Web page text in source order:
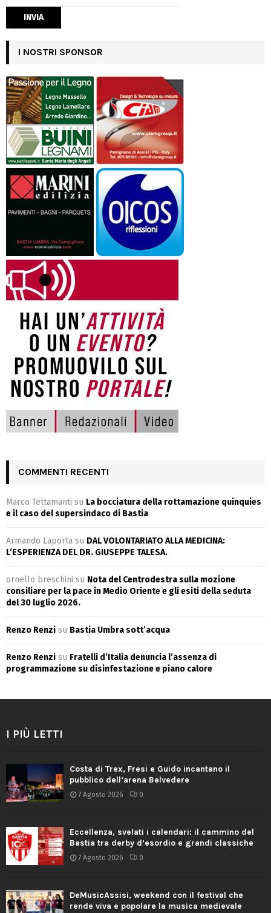
I NOSTRI SPONSOR
COMMENTI RECENTI
Marco Tettamanti su La bocciatura della rottamazione quinquies
e il caso del supersindaco di Bastia
Armando Laporta su DAL VOLONTARIATO ALLA MEDICINA:
L’ESPERIENZA DEL DR. GIUSEPPE TALESA.
ornello breschini su Nota del Centrodestra sulla mozione
consiliare per la pace in Medio Oriente e gli esiti della seduta
del 30 luglio 2026.
Renzo Renzi su Bastia Umbra sott’acqua
Renzo Renzi su Fratelli d’Italia denuncia l’assenza di
programmazione su disinfestazione e piano calore
I PIÙ LETTI
Costa di Trex, Fresi e Guido incantano il
pubblico dell’arena Belvedere
7 Agosto 2026 0
Eccellenza, svelati i calendari: il cammino del
Bastia tra derby d’esordio e grandi classiche
7 Agosto 2026 0
DeMusicAssisi, weekend con il festival che
rende viva e popolare la musica medievale